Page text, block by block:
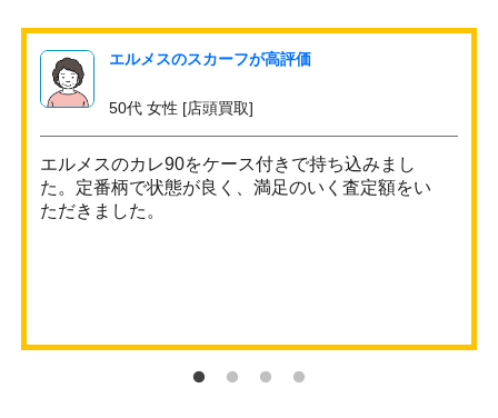
エルメスのスカーフが高評価
50代 女性 [店頭買取]
エルメスのカレ90をケース付きで持ち込みまし
た。定番柄で状態が良く、満足のいく査定額をい
ただきました。